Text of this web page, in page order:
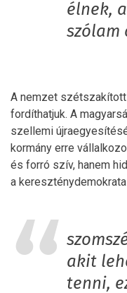
élnek,
szólam
A nemzet
fordíthatjuk. A
szellemi
kormány erre
és forró szív, hanem
a
akit
tenni,